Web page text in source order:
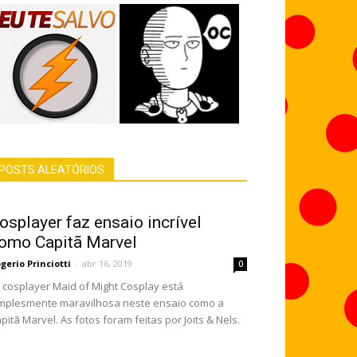
POSTS ALEATÓRIOS
faz ensaio incrível
Capitã Marvel
Princiotti - abr 16, 2019 0
cosplayer Maid of Might Cosplay está
maravilhosa neste ensaio como a
Marvel. As fotos foram feitas por Joits & Nels.